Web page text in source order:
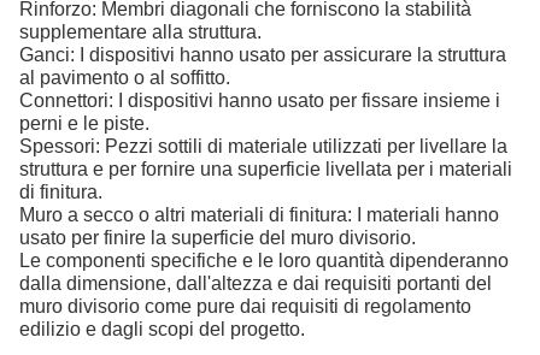
Rinforzo: Membri diagonali che forniscono la stabilità
supplementare alla struttura.
Ganci: I dispositivi hanno usato per assicurare la struttura
al pavimento o al soffitto.
Connettori: I dispositivi hanno usato per fissare insieme i
perni e le piste.
Spessori: Pezzi sottili di materiale utilizzati per livellare la
struttura e per fornire una superficie livellata per i materiali
di finitura.
Muro a secco o altri materiali di finitura: I materiali hanno
usato per finire la superficie del muro divisorio.
Le componenti specifiche e le loro quantità dipenderanno
dalla dimensione, dall'altezza e dai requisiti portanti del
muro divisorio come pure dai requisiti di regolamento
edilizio e dagli scopi del progetto.